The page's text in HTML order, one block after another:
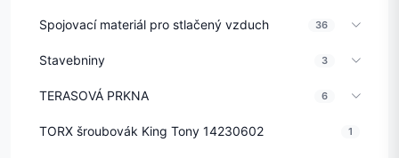
Spojovací materiál pro stlačený vzduch 36
Stavebniny 3
TERASOVÁ PRKNA 6
TORX šroubovák King Tony 14230602 1